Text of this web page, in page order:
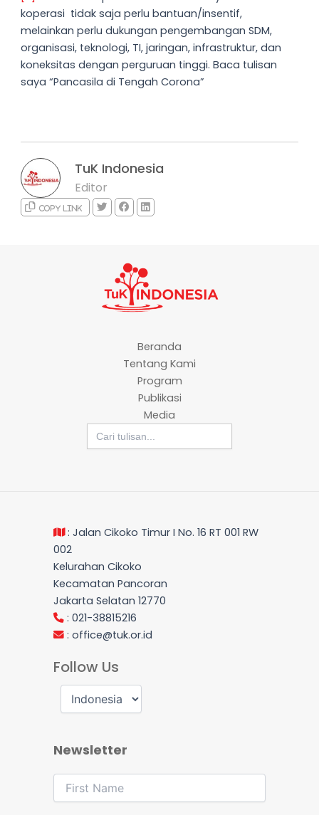
koperasi tidak saja perlu bantuan/insentif,
melainkan perlu dukungan pengembangan SDM,
organisasi, teknologi, TI, jaringan, infrastruktur, dan
koneksitas dengan perguruan tinggi. Baca tulisan
saya “Pancasila di Tengah Corona”
TuK Indonesia
Editor
Copy link
Beranda
Tentang Kami
Program
Publikasi
Media
Search
for:
: Jalan Cikoko Timur I No. 16 RT 001 RW
002
Kelurahan Cikoko
Kecamatan Pancoran
Jakarta Selatan 12770
: 021-38815216
: office@tuk.or.id
Follow Us
Newsletter